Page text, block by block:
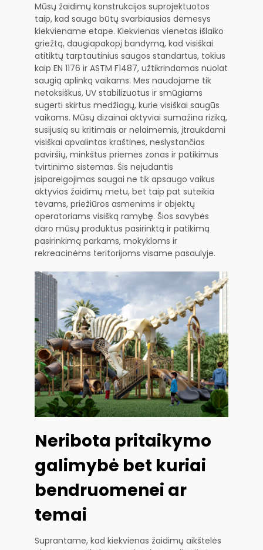
Mūsų žaidimų konstrukcijos suprojektuotos
taip, kad sauga būtų svarbiausias dėmesys
kiekviename etape. Kiekvienas vienetas išlaiko
griežtą, daugiapakopį bandymą, kad visiškai
atitiktų tarptautinius saugos standartus, tokius
kaip EN 1176 ir ASTM F1487, užtikrindamas nuolat
saugią aplinką vaikams. Mes naudojame tik
netoksiškus, UV stabilizuotus ir smūgiams
sugerti skirtus medžiagų, kurie visiškai saugūs
vaikams. Mūsų dizainai aktyviai sumažina riziką,
susijusią su kritimais ar nelaimėmis, įtraukdami
visiškai apvalintas kraštines, neslystančias
paviršių, minkštus priemės zonas ir patikimus
tvirtinimo sistemas. Šis nejudantis
įsipareigojimas saugai ne tik apsaugo vaikus
aktyvios žaidimų metu, bet taip pat suteikia
tėvams, priežiūros asmenims ir objektų
operatoriams visišką ramybę. Šios savybės
daro mūsų produktus pasirinktą ir patikimą
pasirinkimą parkams, mokykloms ir
rekreacinėms teritorijoms visame pasaulyje.
Neribota pritaikymo
galimybė bet kuriai
bendruomenei ar
temai
Suprantame, kad kiekvienas žaidimų aikštelės